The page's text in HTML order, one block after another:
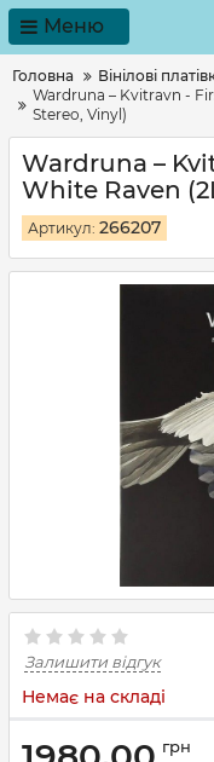
Меню
Головна
Вінілові
Wardruna – Kvitravn -
Stereo, Vinyl)
Wardruna –
White Raven
Артикул: 266207
Залишити відгук
Немає на складі
грн